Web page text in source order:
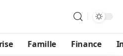
Famille Finance